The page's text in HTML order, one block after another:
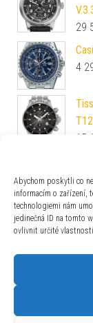
Abychom poskytli co
informacím o zařízení,
technologiemi nám
jedinečná ID na tomto
ovlivnit určité
29
4
15
1